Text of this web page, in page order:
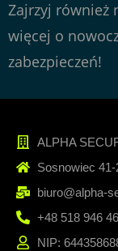
Zajrzyj również
więcej o
zabezpieczeń!
ALPHA
Sosnowiec
biuro@alpha-
+48 518 946
NIP: